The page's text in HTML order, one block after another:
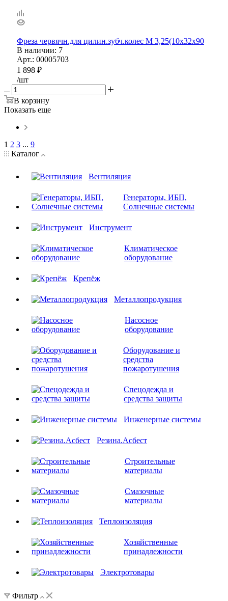
Фреза червячн.для цилин.зубч.колес М 3,25(10х32х90
В наличии: 7
Арт.: 00005703
1 898 ₽
/шт
В корзину
Показать еще
1 2 3 ... 9
Каталог
Вентиляция
Генераторы, ИБП,
Солнечные системы
Инструмент
Климатическое
оборудование
Крепёж
Металлопродукция
Насосное
оборудование
Оборудование и
средства
пожаротушения
Спецодежда и
средства защиты
Инженерные системы
Резина.Асбест
Строительные
материалы
Смазочные
материалы
Теплоизоляция
Хозяйственные
принадлежности
Электротовары
Фильтр